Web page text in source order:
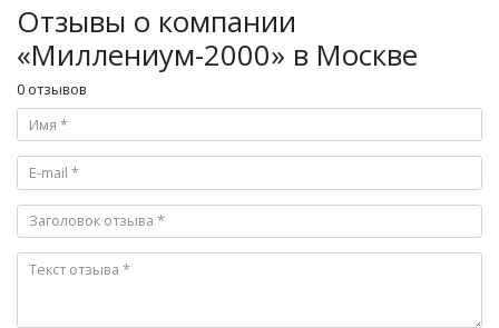
Отзывы о компании
«Миллениум-2000» в Москве
0 отзывов